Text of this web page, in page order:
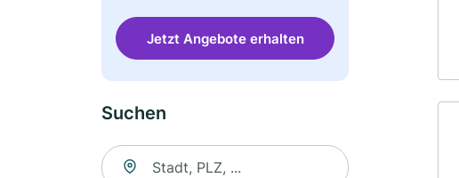
Jetzt Angebote erhalten
Suchen
Suche nach Ort